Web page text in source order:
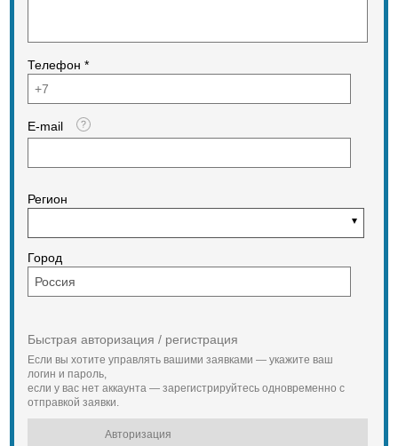
Телефон *
E-mail
Регион
Город
Быстрая авторизация / регистрация
Если вы хотите управлять вашими заявками — укажите ваш
логин и пароль,
если у вас нет аккаунта — зарегистрируйтесь одновременно с
отправкой заявки.
Авторизация